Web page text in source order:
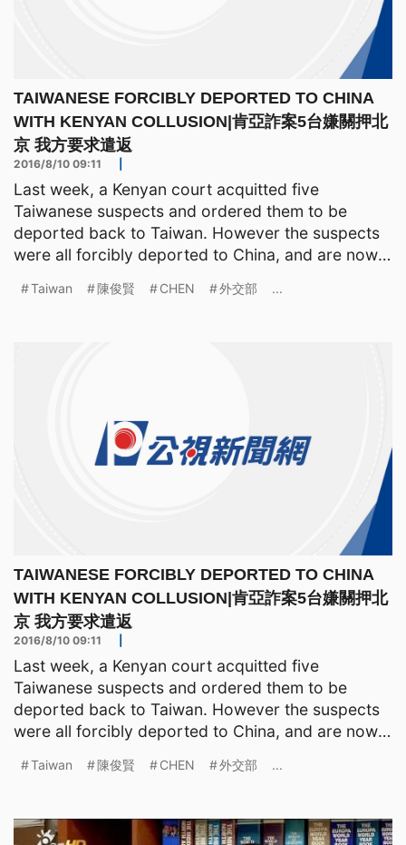
TAIWANESE FORCIBLY DEPORTED TO CHINA
WITH KENYAN COLLUSION|肯亞詐案5台嫌關押北
京 我方要求遣返
2016/8/10 09:11
Last week, a Kenyan court acquitted five
Taiwanese suspects and ordered them to be
deported back to Taiwan. However the suspects
were all forcibly deported to China, and are now
Taiwan 陳俊賢 CHEN 外交部 ...
TAIWANESE FORCIBLY DEPORTED TO CHINA
WITH KENYAN COLLUSION|肯亞詐案5台嫌關押北
京 我方要求遣返
2016/8/10 09:11
Last week, a Kenyan court acquitted five
Taiwanese suspects and ordered them to be
deported back to Taiwan. However the suspects
were all forcibly deported to China, and are now
Taiwan 陳俊賢 CHEN 外交部 ...